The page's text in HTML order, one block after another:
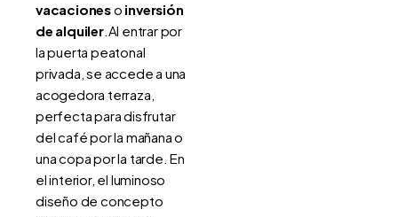
vacacioneso inversión
de alquiler.Al entrar por
la puerta peatonal
privada, se accede a una
acogedora terraza,
perfecta para disfrutar
del café por la mañana o
una copa por la tarde. En
el interior, el luminoso
diseño de concepto